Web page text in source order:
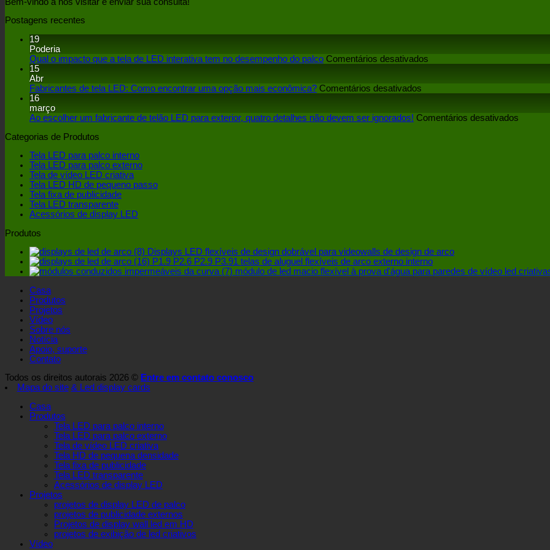
Postagens recentes
19
Poderia
Qual o impacto que a tela de LED interativa tem no desempenho do palco Comentários desativados
tela
15
Abr
Fabricantes de tela LED: Como encontrar uma opção mais econômica? Comentários desativados
tela
16
março
Ao escolher um fabricante de telão LED para exterior, quatro detalhes não devem ser ignorados! Comentários desativados
Categorias de Produtos
Tela LED para palco interno
Tela LED para palco externo
Tela de vídeo LED criativa
Tela LED HD de pequeno passo
Tela fixa de publicidade
Tela LED transparente
Acessórios de display LED
Produtos
Displays LED flexíveis de design dobrável para videowalls de design de arco
P1.9 P2.6 P2.9 P3.91 telas de aluguel flexíveis de arco externo interno
módulo de led macio flexível à prova d'água para paredes de vídeo led
Casa
Produtos
Projetos
Vídeo
Sobre nós
Notícia
Apoio, suporte
Contato
Todos os direitos autorais 2026 © Entre em contato conosco
Mapa do site & Led display cards
Casa
Produtos
Tela LED para palco interno
Tela LED para palco externo
Tela de vídeo LED criativa
Tela HD de pequena densidade
Tela fixa de publicidade
Tela LED transparente
Acessórios de display LED
Projetos
projetos de display LED de palco
projetos de publicidade externos
Projetos de display wall led em HD
projetos de exibição de led criativos
Vídeo